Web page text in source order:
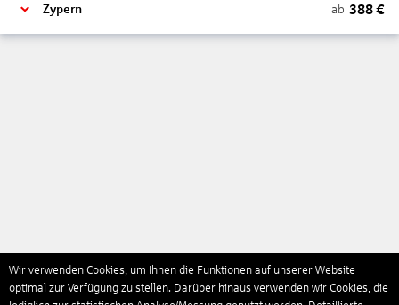
Zypern ab 388€
Wir verwenden Cookies, um Ihnen die Funktionen auf unserer Website
optimal zur Verfügung zu stellen. Darüber hinaus verwenden wir Cookies, die